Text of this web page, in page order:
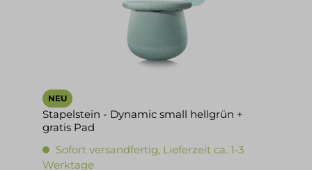
NEU
Stapelstein - Dynamic small hellgrün +
gratis Pad
Sofort versandfertig, Lieferzeit ca. 1-3
Werktage